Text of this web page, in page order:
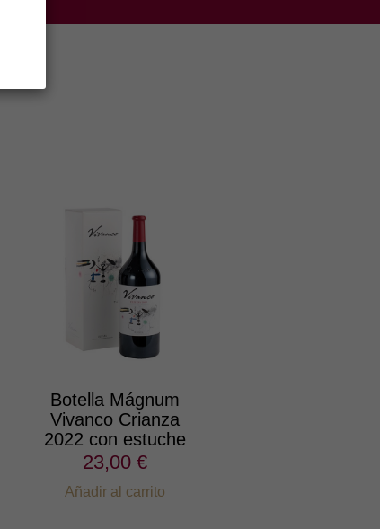
Botella Mágnum
Vivanco Crianza
2022 con estuche
23,00 €
Añadir al carrito